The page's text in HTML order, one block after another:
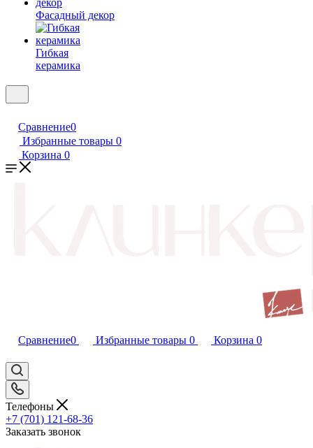
Фасадный декор
Гибкая
керамика
Сравнение0
Избранные товары 0
Корзина 0
Сравнение0 Избранные товары 0 Корзина 0
Телефоны
+7 (701) 121-68-36
Заказать звонок